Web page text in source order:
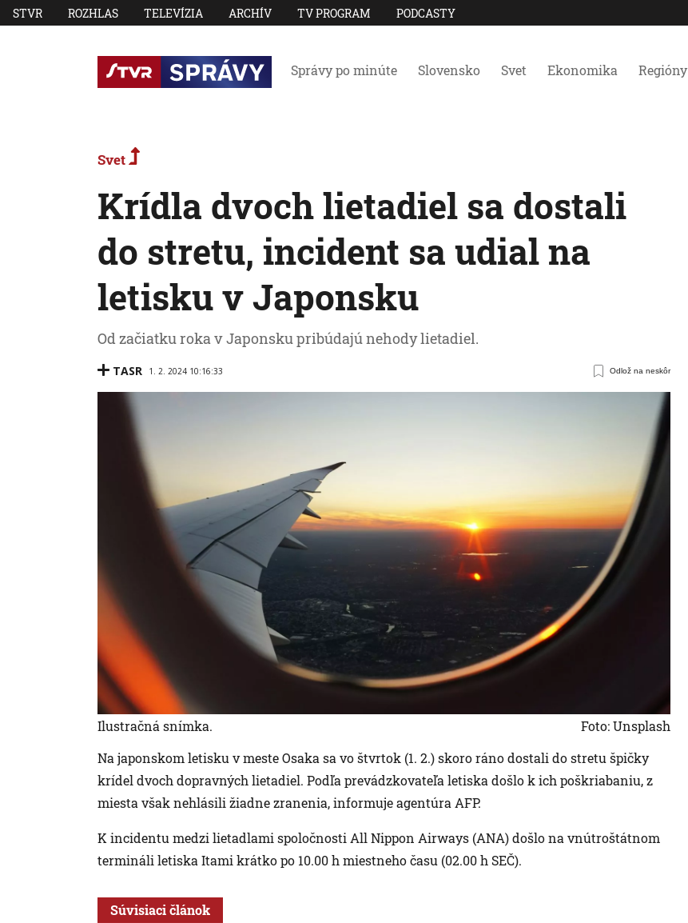
STVR ROZHLAS TELEVÍZIA ARCHÍV TV PROGRAM PODCASTY
Správy po minúte Slovensko Svet Ekonomika Regióny
Svet
Krídla dvoch lietadiel sa dostali
do stretu, incident sa udial na
letisku v Japonsku
Od začiatku roka v Japonsku pribúdajú nehody lietadiel.
TASR 1. 2. 2024 10:16:33 Odlož na neskôr
Ilustračná snímka.
Foto: Unsplash
Na japonskom letisku v meste Osaka sa vo štvrtok (1. 2.) skoro ráno dostali do stretu špičky
krídel dvoch dopravných lietadiel. Podľa prevádzkovateľa letiska došlo k ich poškriabaniu, z
miesta však nehlásili žiadne zranenia, informuje agentúra AFP.
K incidentu medzi lietadlami spoločnosti All Nippon Airways (ANA) došlo na vnútroštátnom
termináli letiska Itami krátko po 10.00 h miestneho času (02.00 h SEČ).
Súvisiaci článok